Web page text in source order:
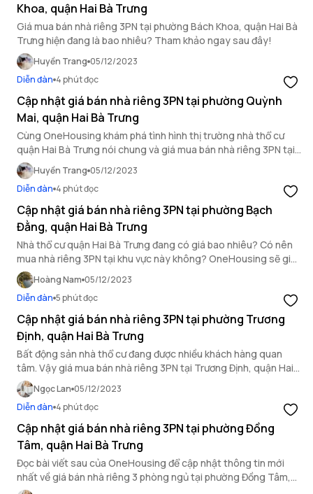
Khoa, quận Hai Bà Trưng
Giá mua bán nhà riêng 3PN tại phường Bách Khoa, quận Hai Bà
Trưng hiện đang là bao nhiêu? Tham khảo ngay sau đây!
Huyền Trang 05/12/2023
Diễn đàn 4 phút đọc
Cập nhật giá bán nhà riêng 3PN tại phường Quỳnh
Mai, quận Hai Bà Trưng
Cùng OneHousing khám phá tình hình thị trường nhà thổ cư
quận Hai Bà Trưng nói chung và giá mua bán nhà riêng 3PN tại
phường Quỳnh Mai nói riêng trong bài viết này.
Huyền Trang 05/12/2023
Diễn đàn 4 phút đọc
Cập nhật giá bán nhà riêng 3PN tại phường Bạch
Đằng, quận Hai Bà Trưng
Nhà thổ cư quận Hai Bà Trưng đang có giá bao nhiêu? Có nên
mua nhà riêng 3PN tại khu vực này không? OneHousing sẽ giúp
bạn trả lời những thắc mắc trên.
Hoàng Nam 05/12/2023
Diễn đàn 5 phút đọc
Cập nhật giá bán nhà riêng 3PN tại phường Trương
Định, quận Hai Bà Trưng
Bất động sản nhà thổ cư đang được nhiều khách hàng quan
tâm. Vậy giá mua bán nhà riêng 3PN tại Trương Định, quận Hai
Bà Trưng hiện tại là bao nhiêu? Tham khảo bài viết sau.
Ngọc Lan 05/12/2023
Diễn đàn 4 phút đọc
Cập nhật giá bán nhà riêng 3PN tại phường Đồng
Tâm, quận Hai Bà Trưng
Đọc bài viết sau của OneHousing để cập nhật thông tin mới
nhất về giá bán nhà riêng 3 phòng ngủ tại phường Đồng Tâm,
quận Hai Bà Trưng, Hà Nội.